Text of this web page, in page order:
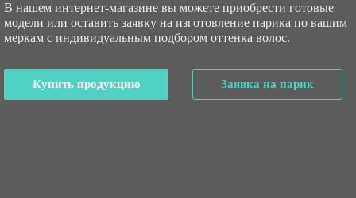
В нашем интернет-магазине вы можете приобрести готовые
модели или оставить заявку на изготовление парика по вашим
меркам с индивидуальным подбором оттенка волос.
Купить продукцию Заявка на парик